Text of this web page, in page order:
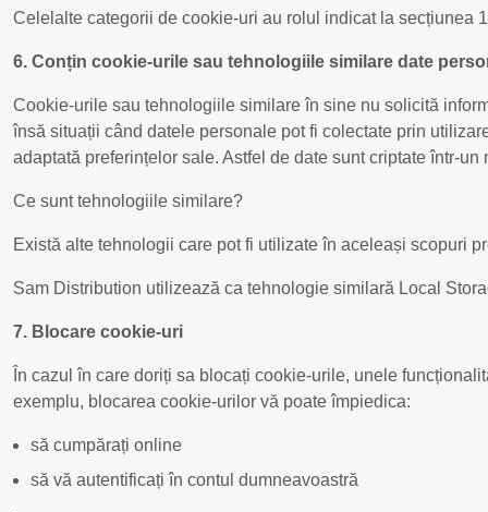
Celelalte categorii de cookie-uri au rolul indicat la secțiunea
6. Conțin cookie-urile sau tehnologiile similare date
Cookie-urile sau tehnologiile similare în sine nu solicită
însă situații când datele personale pot fi colectate prin
adaptată preferințelor sale. Astfel de date sunt criptate într-
Ce sunt tehnologiile similare?
Există alte tehnologii care pot fi utilizate în aceleași scopuri
Sam Distribution utilizează ca tehnologie similară Local
7. Blocare cookie-uri
În cazul în care doriți sa blocați cookie-urile, unele
exemplu, blocarea cookie-urilor vă poate împiedica:
să cumpărați online
să vă autentificați în contul dumneavoastră